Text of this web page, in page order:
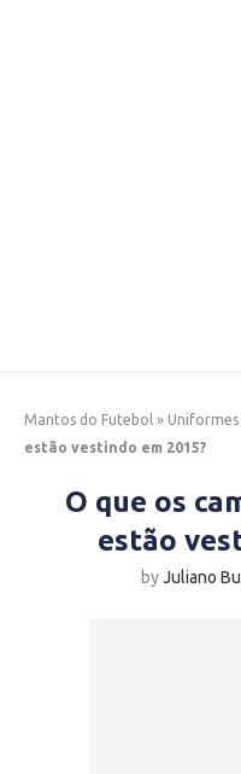
Mantos do Futebol » Uniformes
estão vestindo em 2015?
O que os
estão
byJuliano